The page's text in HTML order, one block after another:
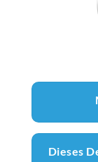
Dieses